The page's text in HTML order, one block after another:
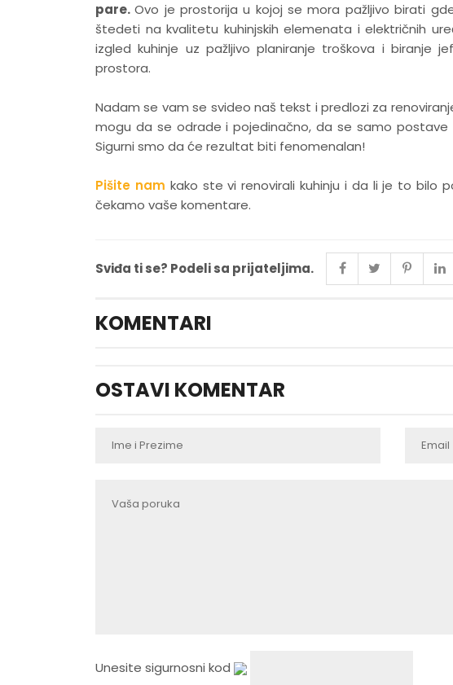
pare.Ovo je prostorija u kojoj se mora pažljivo birati
štedeti na kvalitetu kuhinjskih elemenata i električnih
izgled kuhinje uz pažljivo planiranje troškova i biranje
prostora.
Nadam se vam se svideo naš tekst i predlozi za
mogu da se odrade i pojedinačno, da se samo
Sigurni smo da će rezultat biti fenomenalan!
Pišite nam kako ste vi renovirali kuhinju i da li je to bilo
čekamo vaše komentare.
Sviđa ti se? Podeli sa prijateljima.
KOMENTARI
OSTAVI KOMENTAR
Unesite sigurnosni kod